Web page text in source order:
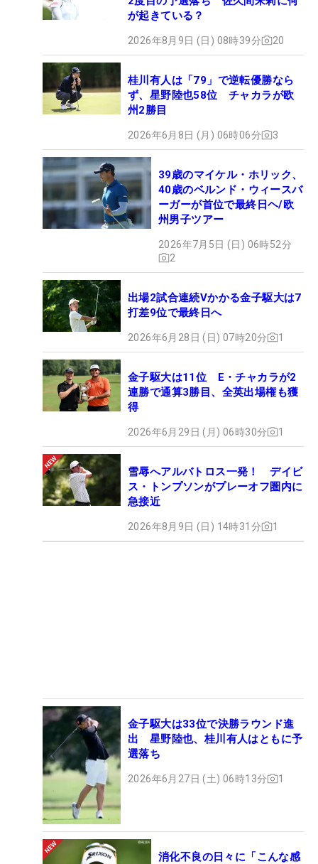
が起きている？
2026年8月9日 (日) 08時39分 20
桂川有人は「79」で逆転優勝なら
ず、星野陸也58位 チャカラが欧
州2勝目
2026年6月8日 (月) 06時06分 3
39歳のマイケル・ホリック、
40歳のベルンド・ウィースバ
ーガーが首位で最終日ヘ/欧
州男子ツアー
2026年7月5日 (日) 06時52分
2
出場2試合連続Vかかる金子駆大は7
打差9位で最終日へ
2026年6月28日 (日) 07時20分 1
金子駆大は11位 E・チャカラが2
連勝で通算3勝目、全英出場権も獲
得
2026年6月29日 (月) 06時30分 1
雪辱へアルバトロス一発！ デイビ
ス・トンプソンがプレーオフ圏内に
急接近
2026年8月9日 (日) 14時31分 1
金子駆大は33位で決勝ラウンド進
出 星野陸也、桂川有人はともに予
選落ち
2026年6月27日 (土) 06時13分 1
消化不良の日々に「こんな感